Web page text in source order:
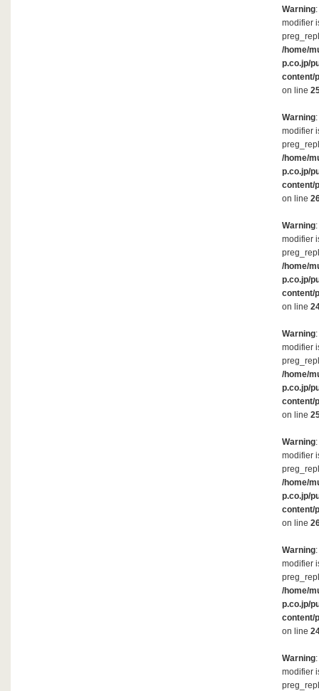
Warning
modifier
/home/
p.co.jp/
content/
on line
Warning
modifier
/home/
p.co.jp/
content/
on line
Warning
modifier
/home/
p.co.jp/
content/
on line
Warning
modifier
/home/
p.co.jp/
content/
on line
Warning
modifier
/home/
p.co.jp/
content/
on line
Warning
modifier
/home/
p.co.jp/
content/
on line
Warning
modifier